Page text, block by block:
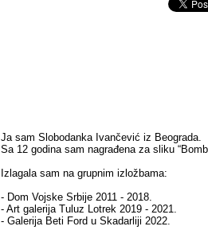
Ja sam Slobodanka Ivančević iz Beograda.
Sa 12 godina sam nagrađena za sliku
Izlagala sam na grupnim izložbama:
- Dom Vojske Srbije 2011 - 2018.
- Art galerija Tuluz Lotrek 2019 - 2021.
- Galerija Beti Ford u Skadarliji 2022.